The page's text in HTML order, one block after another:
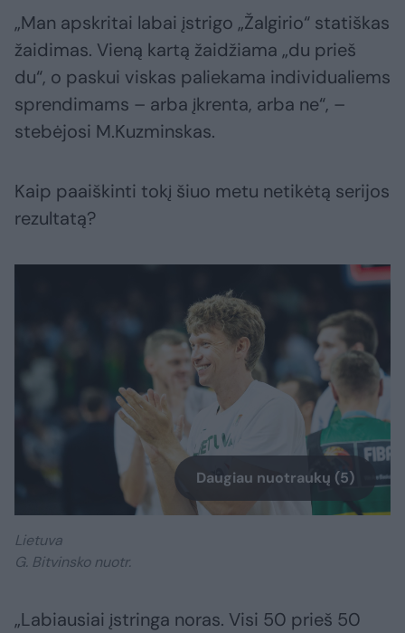
„Man apskritai labai įstrigo „Žalgirio“ statiškas
žaidimas. Vieną kartą žaidžiama „du prieš
du“, o paskui viskas paliekama individualiems
sprendimams – arba įkrenta, arba ne“, –
stebėjosi M.Kuzminskas.
Kaip paaiškinti tokį šiuo metu netikėtą serijos
rezultatą?
Daugiau nuotraukų (5)
Lietuva
G. Bitvinsko nuotr.
„Labiausiai įstringa noras. Visi 50 prieš 50